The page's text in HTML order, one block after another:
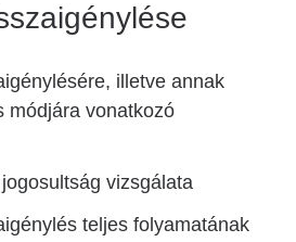
illetve annak
módjára vonatkozó
vizsgálata
teljes folyamatának